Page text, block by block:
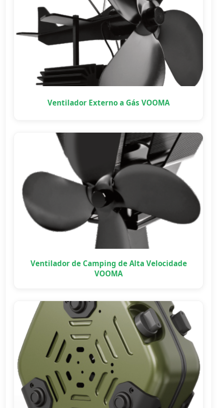
Ventilador Externo a Gás VOOMA
Ventilador de Camping de Alta Velocidade
VOOMA